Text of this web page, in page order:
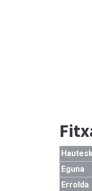
Eguna
Errolda